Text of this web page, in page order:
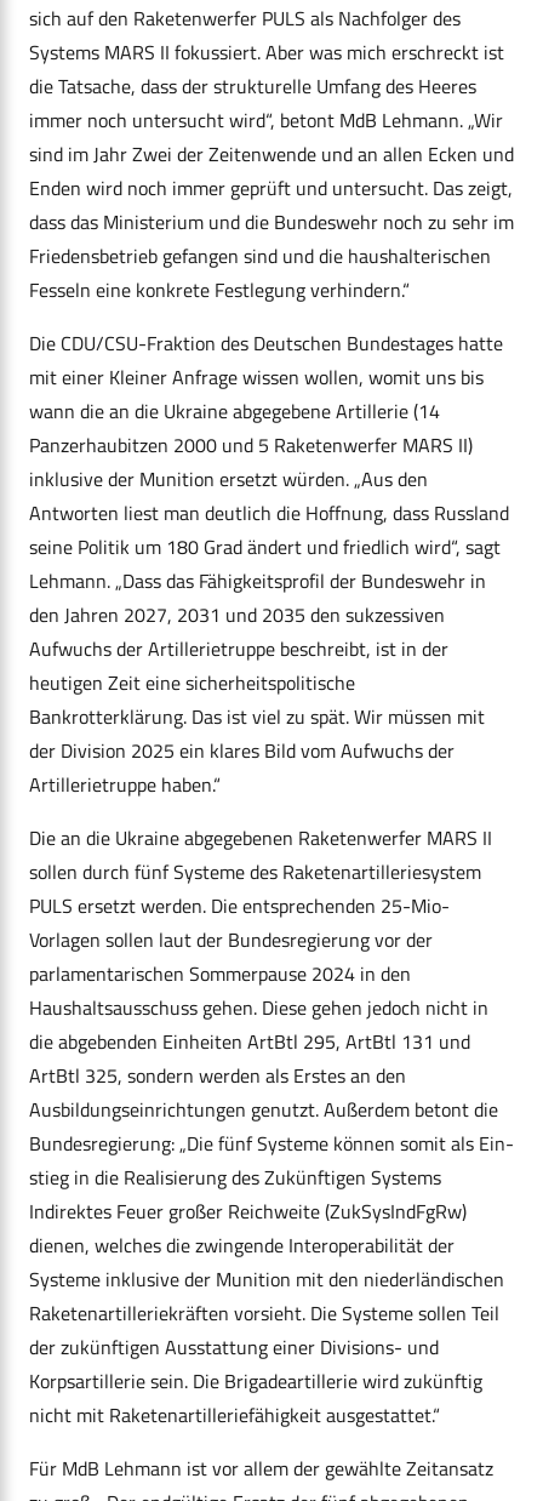
sich auf den Raketenwerfer PULS als Nachfolger des
Systems MARS II fokussiert. Aber was mich erschreckt ist
die Tatsache, dass der strukturelle Umfang des Heeres
immer noch untersucht wird“, betont MdB Lehmann. „Wir
sind im Jahr Zwei der Zeitenwende und an allen Ecken und
Enden wird noch immer geprüft und untersucht. Das zeigt,
dass das Ministerium und die Bundeswehr noch zu sehr im
Friedensbetrieb gefangen sind und die haushalterischen
Fesseln eine konkrete Festlegung verhindern.“
Die CDU/CSU-Fraktion des Deutschen Bundestages hatte
mit einer Kleiner Anfrage wissen wollen, womit uns bis
wann die an die Ukraine abgegebene Artillerie (14
Panzerhaubitzen 2000 und 5 Raketenwerfer MARS II)
inklusive der Munition ersetzt würden. „Aus den
Antworten liest man deutlich die Hoffnung, dass Russland
seine Politik um 180 Grad ändert und friedlich wird“, sagt
Lehmann. „Dass das Fähigkeitsprofil der Bundeswehr in
den Jahren 2027, 2031 und 2035 den sukzessiven
Aufwuchs der Artillerietruppe beschreibt, ist in der
heutigen Zeit eine sicherheitspolitische
Bankrotterklärung. Das ist viel zu spät. Wir müssen mit
der Division 2025 ein klares Bild vom Aufwuchs der
Artillerietruppe haben.“
Die an die Ukraine abgegebenen Raketenwerfer MARS II
sollen durch fünf Systeme des Raketenartilleriesystem
PULS ersetzt werden. Die entsprechenden 25-Mio-
Vorlagen sollen laut der Bundesregierung vor der
parlamentarischen Sommerpause 2024 in den
Haushaltsausschuss gehen. Diese gehen jedoch nicht in
die abgebenden Einheiten ArtBtl 295, ArtBtl 131 und
ArtBtl 325, sondern werden als Erstes an den
Ausbildungseinrichtungen genutzt. Außerdem betont die
Bundesregierung: „Die fünf Systeme können somit als Ein-
stieg in die Realisierung des Zukünftigen Systems
Indirektes Feuer großer Reichweite (ZukSysIndFgRw)
dienen, welches die zwingende Interoperabilität der
Systeme inklusive der Munition mit den niederländischen
Raketenartilleriekräften vorsieht. Die Systeme sollen Teil
der zukünftigen Ausstattung einer Divisions- und
Korpsartillerie sein. Die Brigadeartillerie wird zukünftig
nicht mit Raketenartilleriefähigkeit ausgestattet.“
Für MdB Lehmann ist vor allem der gewählte Zeitansatz